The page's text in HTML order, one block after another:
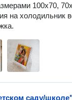
на холодильник
саду/